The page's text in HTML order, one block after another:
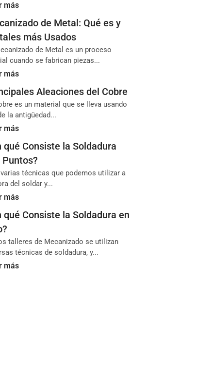
más
de Metal: Qué es y
más Usados
de Metal es un proceso
cuando se fabrican piezas...
más
Aleaciones del Cobre
es un material que se lleva usando
la antigüedad...
más
qué Consiste la Soldadura
Puntos?
técnicas que podemos utilizar a
del soldar y...
más
qué Consiste la Soldadura en
talleres de Mecanizado se utilizan
técnicas de soldadura, y...
más